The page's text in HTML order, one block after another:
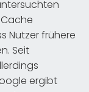
Nutzer frühere
Seit
ergibt